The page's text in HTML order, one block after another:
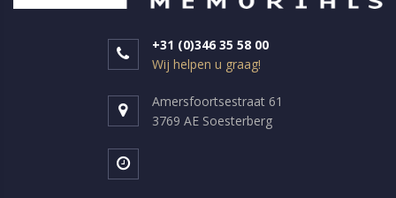
+31 (0)346 35 58 00
Wij helpen u graag!
Amersfoortsestraat 61
3769 AE Soesterberg